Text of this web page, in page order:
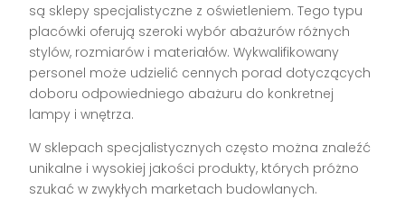
są sklepy specjalistyczne z oświetleniem. Tego typu
placówki oferują szeroki wybór abażurów różnych
stylów, rozmiarów i materiałów. Wykwalifikowany
personel może udzielić cennych porad dotyczących
doboru odpowiedniego abażuru do konkretnej
lampy i wnętrza.
W sklepach specjalistycznych często można znaleźć
unikalne i wysokiej jakości produkty, których próżno
szukać w zwykłych marketach budowlanych.